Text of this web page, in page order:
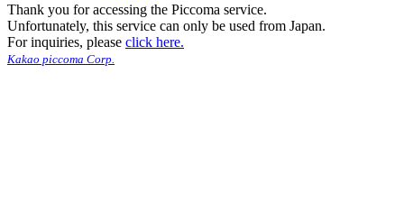
Thank you for accessing the Piccoma service.
Unfortunately, this service can only be used from Japan.
For inquiries, please click here.
Kakao piccoma Corp.